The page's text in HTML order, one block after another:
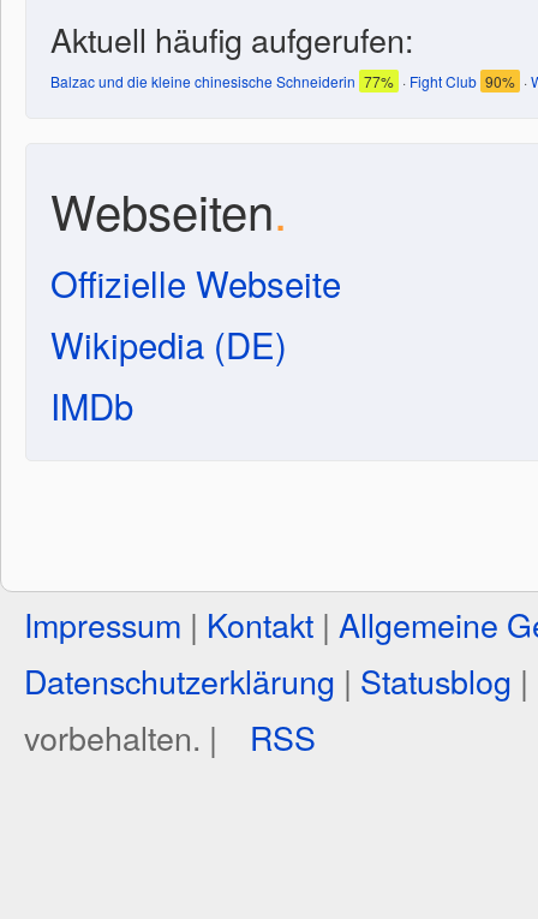
Aktuell häufig aufgerufen:
Balzac und die kleine chinesische Schneiderin 77% · Fight Club 90% ·
Webseiten.
Offizielle Webseite
Wikipedia (DE)
IMDb
Impressum | Kontakt | Allgemeine
Datenschutzerklärung | Statusblog |
vorbehalten. |
RSS